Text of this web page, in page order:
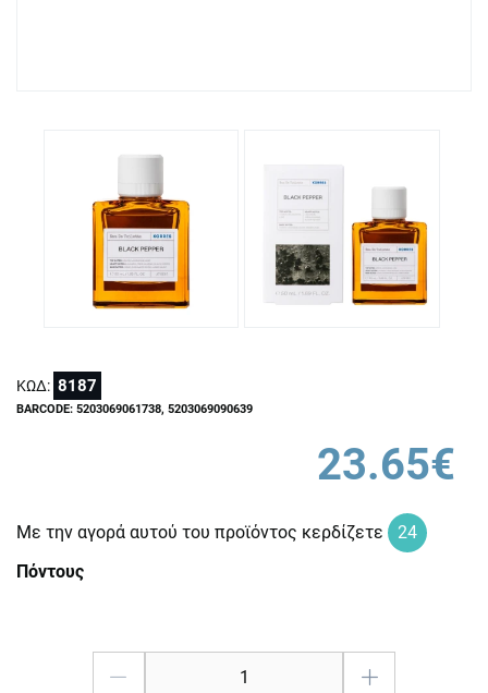
ΚΩΔ: 8187
BARCODE: 5203069061738, 5203069090639
23.65€
Με την αγορά αυτού του προϊόντος κερδίζετε
24
Πόντους